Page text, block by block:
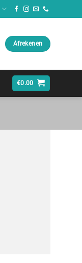
Afrekenen
€0.00